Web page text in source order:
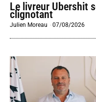
Le livreur Ubershit
clignotant
Julien Moreau -07/08/2026